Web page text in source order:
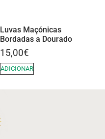
Luvas Maçónicas
Bordadas a Dourado
15,00€
ADICIONAR